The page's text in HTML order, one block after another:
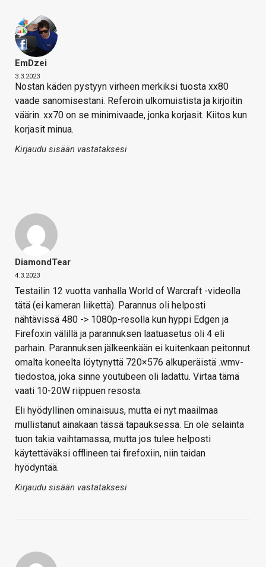
EmDzei
3.3.2023
Nostan käden pystyyn virheen merkiksi tuosta xx80
vaade sanomisestani. Referoin ulkomuistista ja kirjoitin
väärin. xx70 on se minimivaade, jonka korjasit. Kiitos kun
korjasit minua.
Kirjaudu sisään vastataksesi
DiamondTear
4.3.2023
Testailin 12 vuotta vanhalla World of Warcraft -videolla
tätä (ei kameran liikettä). Parannus oli helposti
nähtävissä 480 -> 1080p-resolla kun hyppi Edgen ja
Firefoxin välillä ja parannuksen laatuasetus oli 4 eli
parhain. Parannuksen jälkeenkään ei kuitenkaan peitonnut
omalta koneelta löytynyttä 720×576 alkuperäistä .wmv-
tiedostoa, joka sinne youtubeen oli ladattu. Virtaa tämä
vaati 10-20W riippuen resosta.
Eli hyödyllinen ominaisuus, mutta ei nyt maailmaa
mullistanut ainakaan tässä tapauksessa. En ole selainta
tuon takia vaihtamassa, mutta jos tulee helposti
käytettäväksi offlineen tai firefoxiin, niin taidan
hyödyntää.
Kirjaudu sisään vastataksesi